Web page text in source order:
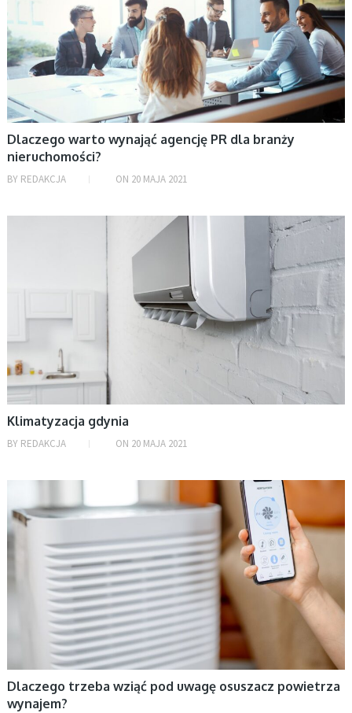
Dlaczego warto wynająć agencję PR dla branży
nieruchomości?
BY REDAKCJA ON 20 MAJA 2021
Klimatyzacja gdynia
BY REDAKCJA ON 20 MAJA 2021
Dlaczego trzeba wziąć pod uwagę osuszacz powietrza
wynajem?